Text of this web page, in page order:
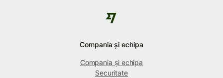
Compania și echipa
Compania și echipa
Securitate